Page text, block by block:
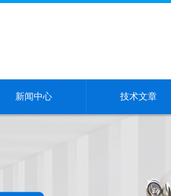
新闻中心 技术文章